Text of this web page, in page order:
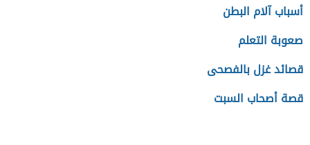
أسباب آلام البطن
صعوبة التعلم
قصائد غزل بالفصحى
قصة أصحاب السبت